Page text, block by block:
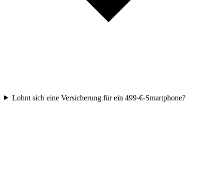
Lohnt sich eine Versicherung für ein 499-€-Smartphone?